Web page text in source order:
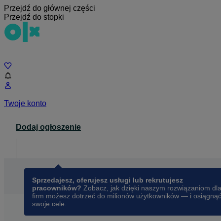
Przejdź do głównej części
Przejdź do stopki
Twoje konto
Dodaj ogłoszenie
Sprzedajesz, oferujesz usługi lub rekrutujesz
pracowników? Zobacz, jak dzięki naszym rozwiązaniom dla
firm możesz dotrzeć do milionów użytkowników — i osiągnąć
swoje cele.